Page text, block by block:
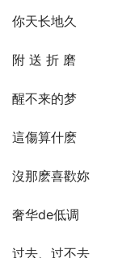
你天长地久
附 送 折 磨
醒不来的梦
這傷算什麽
沒那麽喜歡妳
奢华de低调
过去、过不去